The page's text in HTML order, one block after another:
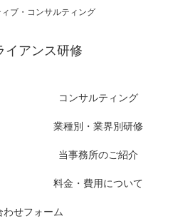
ブ・コンサルティング
イアンス研修
コンサルティング
業種別・業界別研修
当事務所のご紹介
料金・費用について
わせフォーム